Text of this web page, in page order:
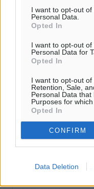
I want to opt-out
Personal Data.
Opted In
I want to opt-out
Personal Data for
Opted In
I want to opt-out of
Retention, Sale,
Personal Data
Purposes for
Opted In
CONFIRM
Data Deletion
Δύο σχολεία της
αγάπης για τα παιδιά
Τουρισμός: Με
παρά τα
Ειδήσεις• πριν 3 ώρες
Χαρ. Ναβροζίδης
η πιο ψηφιακή
το έργο ψηφιακού